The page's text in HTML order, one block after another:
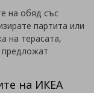
на обяд със
партита или
на терасата,
предложат
на ИКЕА